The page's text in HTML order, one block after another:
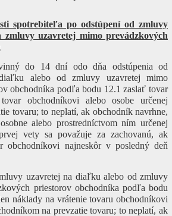
spotrebiteľa po odstúpení od zmluvy
uzavretej mimo prevádzkových
do 14 dní odo dňa odstúpenia od
alebo od zmluvy uzavretej mimo
obchodníka podľa bodu 12.1 zaslať tovar
obchodníkovi alebo osobe určenej
tovaru; to neplatí, ak obchodník navrhne,
alebo prostredníctvom ním určenej
vety sa považuje za zachovanú, ak
obchodníkovi najneskôr v posledný deň
uzavretej na diaľku alebo od zmluvy
priestorov obchodníka podľa bodu
náklady na vrátenie tovaru obchodníkovi
na prevzatie tovaru; to neplatí, ak